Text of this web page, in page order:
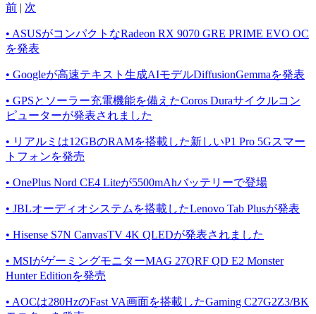
前 | 次
• ASUSがコンパクトなRadeon RX 9070 GRE PRIME EVO OC
を発表
• Googleが高速テキスト生成AIモデルDiffusionGemmaを発表
• GPSとソーラー充電機能を備えたCoros Duraサイクルコン
ピューターが発表されました
• リアルミは12GBのRAMを搭載した新しいP1 Pro 5Gスマー
トフォンを発売
• OnePlus Nord CE4 Liteが5500mAhバッテリーで登場
• JBLオーディオシステムを搭載したLenovo Tab Plusが発表
• Hisense S7N CanvasTV 4K QLEDが発表されました
• MSIがゲーミングモニターMAG 27QRF QD E2 Monster
Hunter Editionを発売
• AOCは280HzのFast VA画面を搭載したGaming C27G2Z3/BK